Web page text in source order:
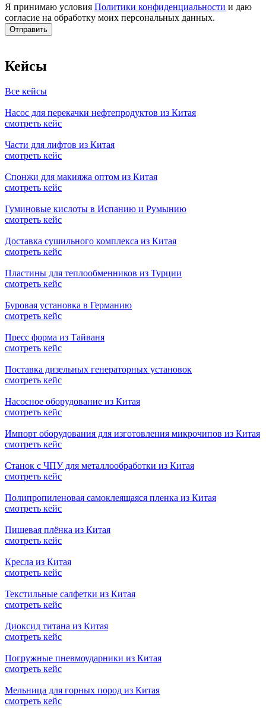
Я принимаю условия Политики конфиденциальности и даю
согласие на обработку моих персональных данных.
Кейсы
Все кейсы
Насос для перекачки нефтепродуктов из Китая
смотреть кейс
Части для лифтов из Китая
смотреть кейс
Спонжи для макияжа оптом из Китая
смотреть кейс
Гуминовые кислоты в Испанию и Румынию
смотреть кейс
Доставка сушильного комплекса из Китая
смотреть кейс
Пластины для теплообменников из Турции
смотреть кейс
Буровая установка в Германию
смотреть кейс
Пресс форма из Тайваня
смотреть кейс
Поставка дизельных генераторных установок
смотреть кейс
Насосное оборудование из Китая
смотреть кейс
Импорт оборудования для изготовления микрочипов из Китая
смотреть кейс
Станок с ЧПУ для металлообработки из Китая
смотреть кейс
Полипропиленовая самоклеящаяся пленка из Китая
смотреть кейс
Пищевая плёнка из Китая
смотреть кейс
Кресла из Китая
смотреть кейс
Текстильные салфетки из Китая
смотреть кейс
Диоксид титана из Китая
смотреть кейс
Погружные пневмоударники из Китая
смотреть кейс
Мельница для горных пород из Китая
смотреть кейс